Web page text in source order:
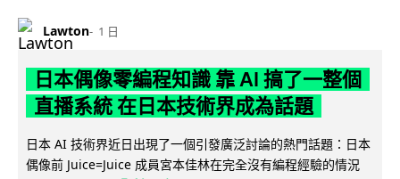
Lawton 1 日
日本偶像零編程知識 靠 AI 搞了一整個
直播系統 在日本技術界成為話題
日本 AI 技術界近日出現了一個引發廣泛討論的熱門話題：日本
偶像前 Juice=Juice 成員宮本佳林在完全沒有編程經驗的情況